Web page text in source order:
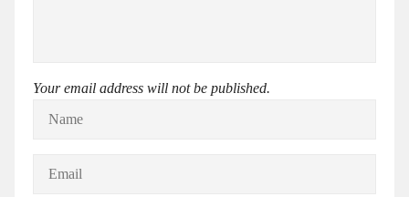
Your email address will not be published.